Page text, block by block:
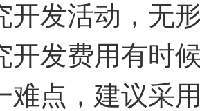
开发活动，无
开发费用有时
难点，建议采